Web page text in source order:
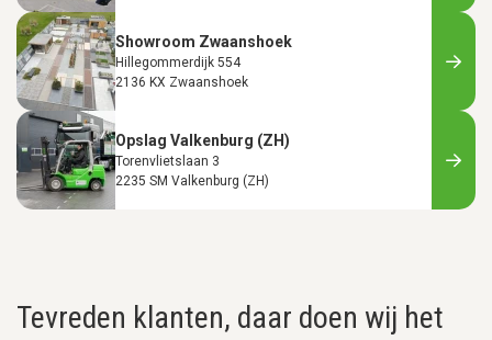
Showroom Zwaanshoek
Hillegommerdijk 554
2136 KX Zwaanshoek
Opslag Valkenburg (ZH)
Torenvlietslaan 3
2235 SM Valkenburg (ZH)
Tevreden klanten, daar doen wij het